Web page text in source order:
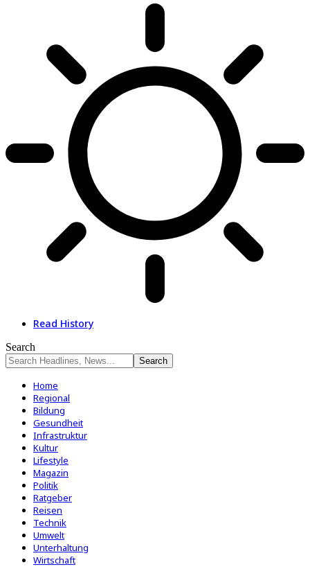
Read History
Search
Home
Regional
Bildung
Gesundheit
Infrastruktur
Kultur
Lifestyle
Magazin
Politik
Ratgeber
Reisen
Technik
Umwelt
Unterhaltung
Wirtschaft